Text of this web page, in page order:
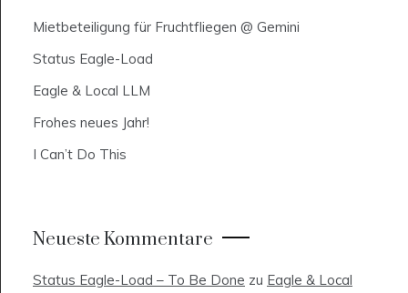
Mietbeteiligung für Fruchtfliegen @ Gemini
Status Eagle-Load
Eagle & Local LLM
Frohes neues Jahr!
I Can’t Do This
Neueste Kommentare
Status Eagle-Load – To Be Done zu Eagle & Local